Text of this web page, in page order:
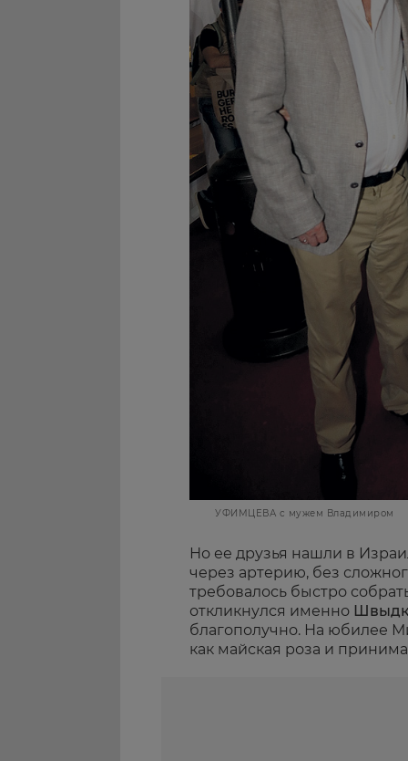
УФИМЦЕВА с мужем Владимиром
Но ее друзья нашли в
через артерию, без
требовалось быстро
откликнулся именно
благополучно. На юбилее
как майская роза и